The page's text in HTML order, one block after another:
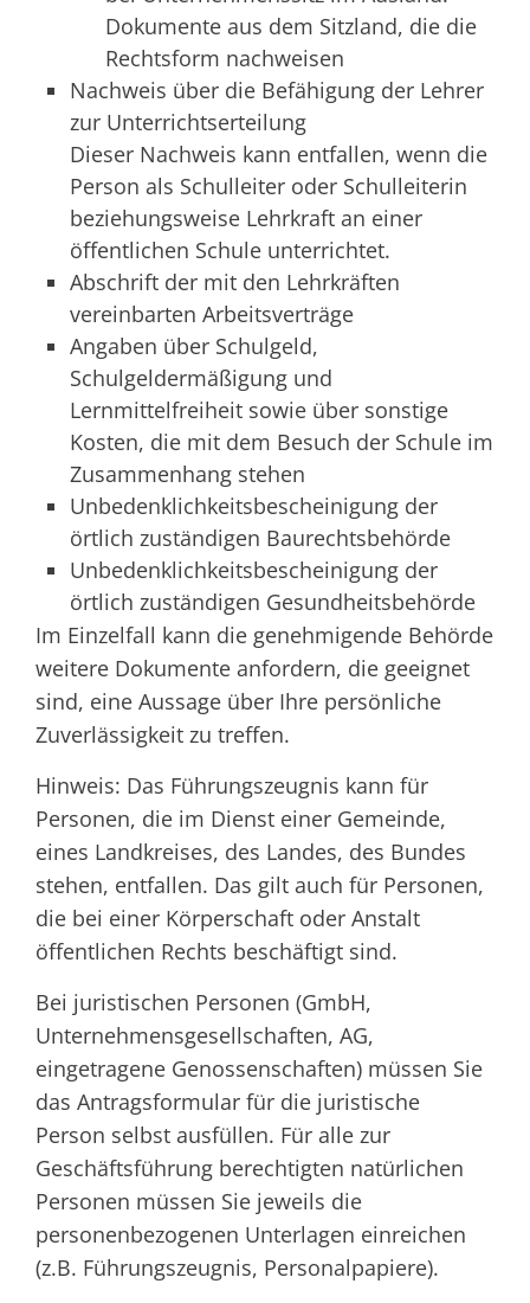
Dokumente aus dem Sitzland, die die
Rechtsform nachweisen
Nachweis über die Befähigung der Lehrer
zur Unterrichtserteilung
Dieser Nachweis kann entfallen, wenn die
Person als Schulleiter oder Schulleiterin
beziehungsweise Lehrkraft an einer
öffentlichen Schule unterrichtet.
Abschrift der mit den Lehrkräften
vereinbarten Arbeitsverträge
Angaben über Schulgeld,
Schulgeldermäßigung und
Lernmittelfreiheit sowie über sonstige
Kosten, die mit dem Besuch der Schule im
Zusammenhang stehen
Unbedenklichkeitsbescheinigung der
örtlich zuständigen Baurechtsbehörde
Unbedenklichkeitsbescheinigung der
örtlich zuständigen Gesundheitsbehörde
Im Einzelfall kann die genehmigende Behörde
weitere Dokumente anfordern, die geeignet
sind, eine Aussage über Ihre persönliche
Zuverlässigkeit zu treffen.
Hinweis: Das Führungszeugnis kann für
Personen, die im Dienst einer Gemeinde,
eines Landkreises, des Landes, des Bundes
stehen, entfallen. Das gilt auch für Personen,
die bei einer Körperschaft oder Anstalt
öffentlichen Rechts beschäftigt sind.
Bei juristischen Personen (GmbH,
Unternehmensgesellschaften, AG,
eingetragene Genossenschaften) müssen Sie
das Antragsformular für die juristische
Person selbst ausfüllen. Für alle zur
Geschäftsführung berechtigten natürlichen
Personen müssen Sie jeweils die
personenbezogenen Unterlagen einreichen
(z.B. Führungszeugnis, Personalpapiere).